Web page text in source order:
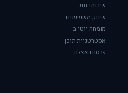
שירותי תוכן
שיווק משפיענים
מומחה יוטיוב
אסטרטגיית תוכן
פרסום אצלנו